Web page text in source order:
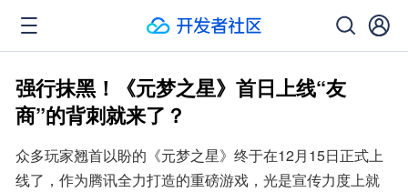
强行抹黑！《元梦之星》首日上线“友
商”的背刺就来了？
众多玩家翘首以盼的《元梦之星》终于在12月15日正式上
线了，作为腾讯全力打造的重磅游戏，光是宣传力度上就